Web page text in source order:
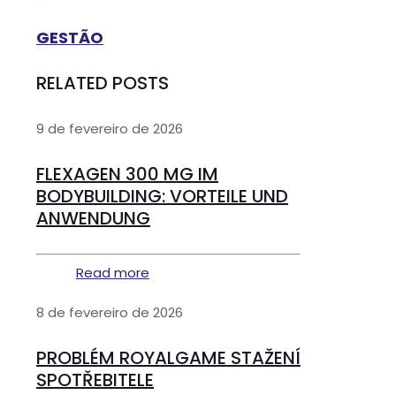
GESTÃO
RELATED POSTS
9 de fevereiro de 2026
FLEXAGEN 300 MG IM
BODYBUILDING: VORTEILE UND
ANWENDUNG
Read more
8 de fevereiro de 2026
PROBLÉM ROYALGAME STAŽENÍ
SPOTŘEBITELE